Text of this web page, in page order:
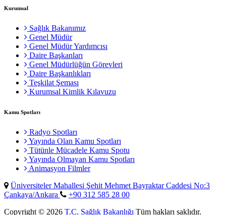
Kurumsal
Sağlık Bakanımız
Genel Müdür
Genel Müdür Yardımcısı
Daire Başkanları
Genel Müdürlüğün Görevleri
Daire Başkanlıkları
Teşkilat Şeması
Kurumsal Kimlik Kılavuzu
Kamu Spotları
Radyo Spotları
Yayında Olan Kamu Spotları
Tütünle Mücadele Kamu Spotu
Yayında Olmayan Kamu Spotları
Animasyon Filmler
Üniversiteler Mahallesi Şehit Mehmet Bayraktar Caddesi No:3
Çankaya/Ankara
+90 312 585 28 00
Copyright © 2026 T.C. Sağlık Bakanlığı Tüm hakları saklıdır.